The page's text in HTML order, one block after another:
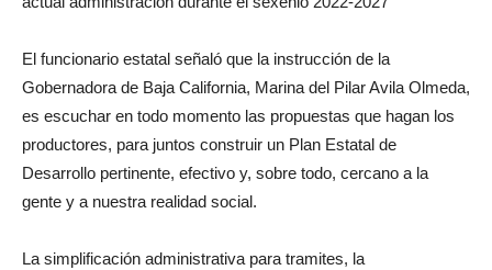
El funcionario estatal señaló que la instrucción de la
Gobernadora de Baja California, Marina del Pilar Avila Olmeda,
es escuchar en todo momento las propuestas que hagan los
productores, para juntos construir un Plan Estatal de
Desarrollo pertinente, efectivo y, sobre todo, cercano a la
gente y a nuestra realidad social.
La simplificación administrativa para tramites, la